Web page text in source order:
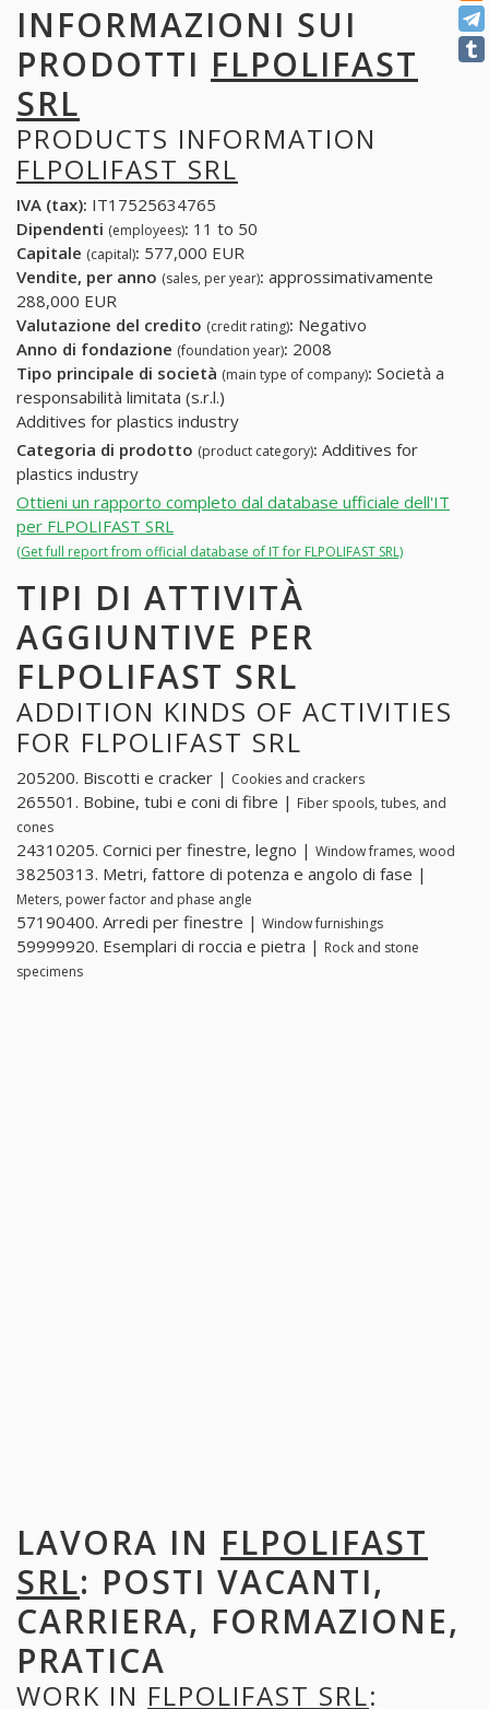
INFORMAZIONI SUI
PRODOTTI FLPOLIFAST
SRL
PRODUCTS INFORMATION
FLPOLIFAST SRL
IVA (tax): IT17525634765
Dipendenti (employees): 11 to 50
Capitale (capital): 577,000 EUR
Vendite, per anno (sales, per year): approssimativamente
288,000 EUR
Valutazione del credito (credit rating): Negativo
Anno di fondazione (foundation year): 2008
Tipo principale di società (main type of company): Società a
responsabilità limitata (s.r.l.)
Additives for plastics industry
Categoria di prodotto (product category): Additives for
plastics industry
Ottieni un rapporto completo dal database ufficiale dell'IT
per FLPOLIFAST SRL
(Get full report from official database of IT for FLPOLIFAST SRL)
TIPI DI ATTIVITÀ
AGGIUNTIVE PER
FLPOLIFAST SRL
ADDITION KINDS OF ACTIVITIES
FOR FLPOLIFAST SRL
205200. Biscotti e cracker | Cookies and crackers
265501. Bobine, tubi e coni di fibre | Fiber spools, tubes, and
cones
24310205. Cornici per finestre, legno | Window frames, wood
38250313. Metri, fattore di potenza e angolo di fase |
Meters, power factor and phase angle
57190400. Arredi per finestre | Window furnishings
59999920. Esemplari di roccia e pietra | Rock and stone
specimens
LAVORA IN FLPOLIFAST
SRL: POSTI VACANTI,
CARRIERA, FORMAZIONE,
PRATICA
WORK IN FLPOLIFAST SRL: